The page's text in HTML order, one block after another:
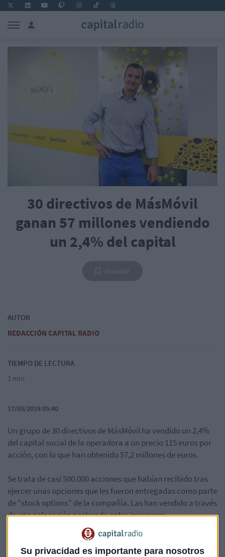
Su privacidad es importante para nosotros
30 directivos de MásMóvil
ganan 57 millones vendiendo
un 2,4% del capital
AUTOR
REDACCIÓN CAPITAL RADIO
TIEMPO DE LECTURA
1 min
17/05/2018 05:40
Un grupo de 30 directivos de MásMóvil ha vendido un 2,4%
del capital social de la operadora a un precio 115 euros por
acción, con lo que han obtenido 57,2 millones de euros.
Se trata de casi 500.000 acciones que habían recibido tras
ejercer unas opciones que les fueron entregadas como parte
de "stock options" de la compañía. Las han vendido a través
de una colocación acelerada entre inversores
institucionales y a través de la firma Andbank, según ha
anunciado Barclays, banco encargado de la operación.